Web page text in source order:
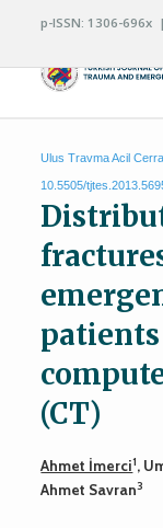
p-ISSN: 1306-696x
Ulus Travma Acil
10.5505/
(CT)
Ahmet İmerci1,
Ahmet Savran3